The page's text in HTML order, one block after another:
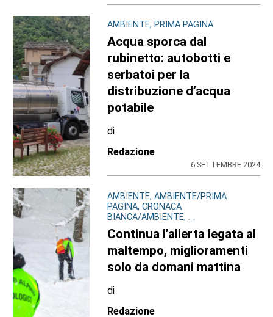
AMBIENTE, PRIMA PAGINA
Acqua sporca dal
rubinetto: autobotti e
serbatoi per la
distribuzione d’acqua
potabile
di
Redazione
6 SETTEMBRE 2024
AMBIENTE, AMBIENTE/PRIMA
PAGINA, CRONACA
BIANCA/AMBIENTE, ...
Continua l’allerta legata al
maltempo, miglioramenti
solo da domani mattina
di
Redazione